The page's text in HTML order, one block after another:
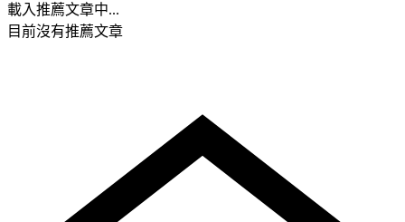
載入推薦文章中...
目前沒有推薦文章